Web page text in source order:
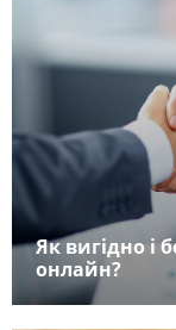
Як вигідно і
онлайн?